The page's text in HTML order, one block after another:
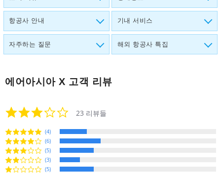
항공사 안내 기내 서비스
자주하는 질문 해외 항공사 특집
에어아시아 X 고객 리뷰
3.0
star
23 리뷰들
(4)
(6)
(5)
(3)
(5)